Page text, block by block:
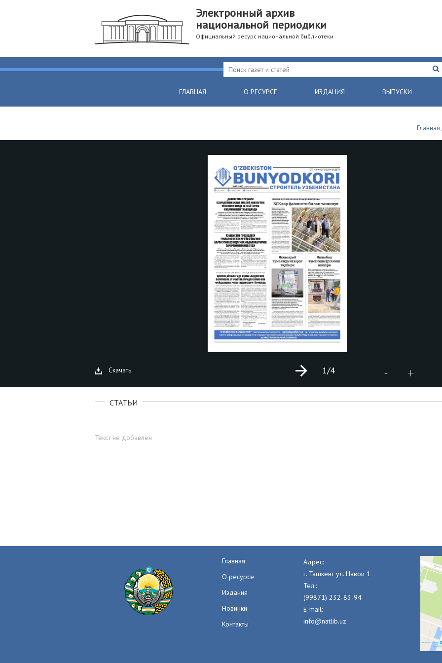
Электронный архив
национальной периодики
Официальный ресурс национальной библиотеки
ГЛАВНАЯ О РЕСУРСЕ ИЗДАНИЯ ВЫПУСКИ
Главная
Скачать - +
1/4
СТАТЬИ
Текст не добавлен
Главная
О ресурсе
Издания
Новинки
Контакты
Адрес:
г. Ташкент ул. Навои 1
Тел.:
(99871) 232-83-94
E-mail:
info@natlib.uz